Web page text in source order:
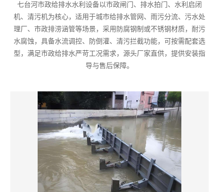
七台河市政给排水水利设备以市政闸门、排水拍门、水利启闭
机、清污机为核心，适用于城市给排水管网、雨污分流、污水处
理厂、市政排涝涵管等场景，采用防腐钢制或不锈钢材质，耐污
水腐蚀，具备水流调控、防倒灌、清污拦截功能，可按需配套选
型，满足市政给排水严苛工况需求，源头厂家直供，提供安装指
导与售后保障。